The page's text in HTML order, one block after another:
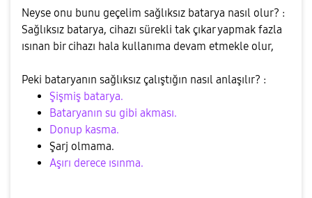
Neyse onu bunu geçelim sağlıksız batarya nasıl olur? :
Sağlıksız batarya, cihazı sürekli tak çıkar yapmak fazla
ısınan bir cihazı hala kullanıma devam etmekle olur,
Peki bataryanın sağlıksız çalıştığın nasıl anlaşılır? :
Şişmiş batarya.
Bataryanın su gibi akması.
Donup kasma.
Şarj olmama.
Aşırı derece ısınma.